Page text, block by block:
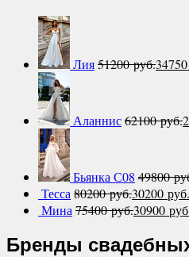
Лия51200руб.34750
Аланнис62100руб.
Бьянка С08 49800
Тесса 80200руб.30200 руб.
Мина 75400руб.30900
Бренды